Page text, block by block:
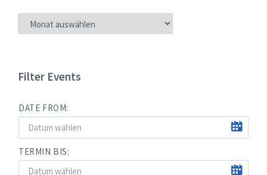
NEUIGKEITEN
NACH
Filter Events
DATE FROM:
TERMIN BIS: